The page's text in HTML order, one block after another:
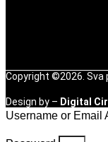
Copyright ©2026. Sva
Design by – Digital
Username or Email